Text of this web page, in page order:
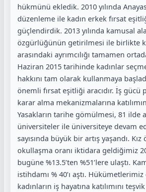
hükmünü ekledik. 2010 yılında
düzenleme ile kadın erkek fırsat
güçlendirdik. 2013 yılında kamusal
özgürlüğünün getirilmesi ile birlikte
arasındaki ayrımcılığı tamamen
Haziran 2015 tarihinde kadınlar
hakkını tam olarak kullanmaya
önemli fırsat eşitliği aracıdır. İş gücü
karar alma mekanizmalarına
Yasakların tarihe gömülmesi, 81 ilde
üniversiteler ile üniversiteye devam
sayısında büyük bir artış yaşandı.
okullaşma oranı iktidara geldiğimiz
bugüne %13.5’ten %51’lere ulaştı.
istihdamı % 40’ı aştı.
kadınların iş hayatına katılımını